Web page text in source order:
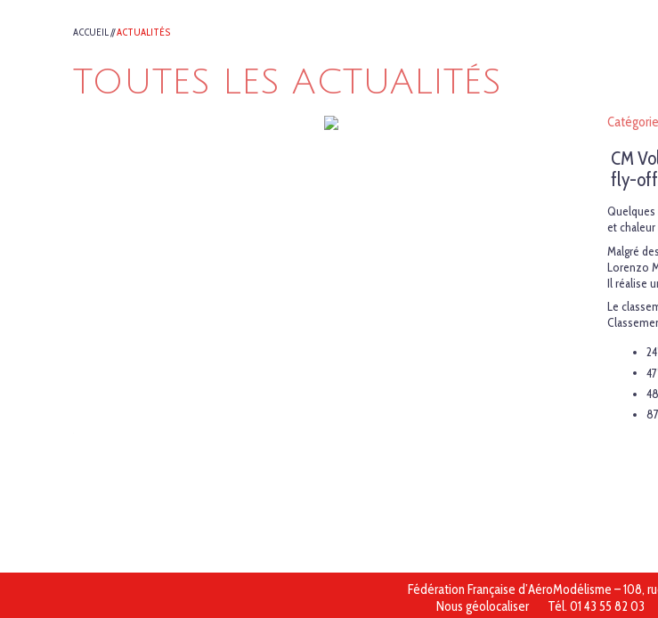
ACCUEIL//ACTUALITÉS
TOUTES LES ACTUALITÉS
CM
fly-off
Quelques
et
Malgré
Lorenzo
Il réalise
Le
24
47
48
87
Fédération Française d’AéroModélisme – 108,
Nous géolocaliser
Tél. 01 43 55 82 03